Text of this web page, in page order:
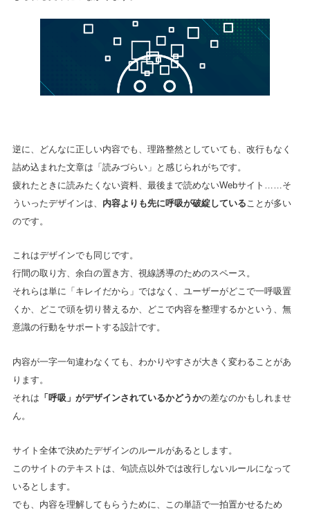
逆に、どんなに正しい内容でも、理路整然としていても、改行もなく
詰め込まれた文章は「読みづらい」と感じられがちです。
疲れたときに読みたくない資料、最後まで読めないWebサイト……そ
ういったデザインは、 内容よりも先に呼吸が破綻している ことが多い
のです。
これはデザインでも同じです。
行間の取り方、余白の置き方、視線誘導のためのスペース。
それらは単に「キレイだから」ではなく、ユーザーがどこで一呼吸置
くか、どこで頭を切り替えるか、どこで内容を整理するかという、無
意識の行動をサポートする設計です。
内容が一字一句違わなくても、わかりやすさが大きく変わることがあ
ります。
それは 「呼吸」がデザインされているかどうかの差なのかもしれませ
ん。
サイト全体で決めたデザインのルールがあるとします。
このサイトのテキストは、句読点以外では改行しないルールになって
いるとします。
でも、内容を理解してもらうために、この単語で一拍置かせるため